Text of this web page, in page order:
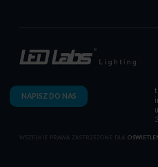
NAPISZ DO NAS
WSZELKIE PRAWA ZASTRZEŻONE DLA